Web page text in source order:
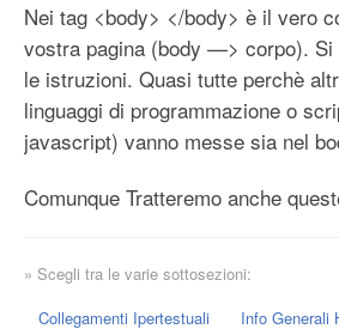
Nei tag <body> </body> è il vero
vostra pagina (body —> corpo). Si
le istruzioni. Quasi tutte perchè
linguaggi di programmazione o
javascript) vanno messe sia nel
Comunque Tratteremo anche
» Scegli tra le varie sottosezioni:
Collegamenti Ipertestuali
Info Generali